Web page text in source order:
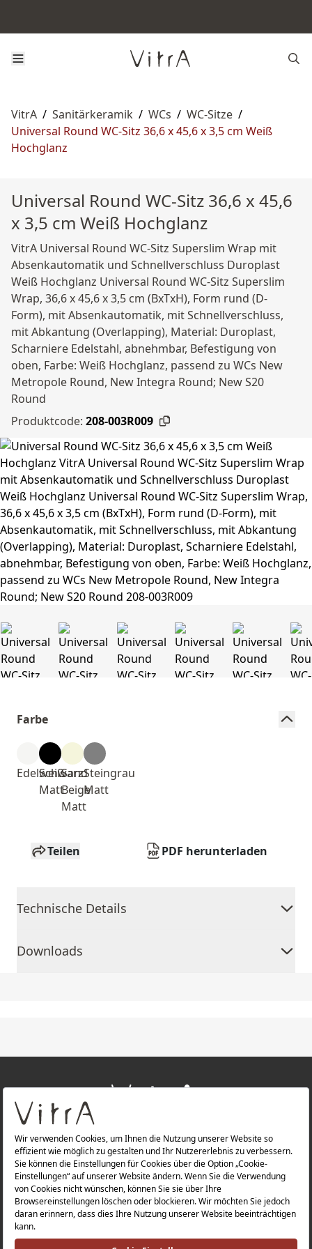
VitrA / Sanitärkeramik / WCs / WC-Sitze /
Universal Round WC-Sitz 36,6 x 45,6 x 3,5 cm Weiß
Hochglanz
Universal Round WC-Sitz 36,6 x 45,6
x 3,5 cm Weiß Hochglanz
VitrA Universal Round WC-Sitz Superslim Wrap mit
Absenkautomatik und Schnellverschluss Duroplast
Weiß Hochglanz Universal Round WC-Sitz Superslim
Wrap, 36,6 x 45,6 x 3,5 cm (BxTxH), Form rund (D-
Form), mit Absenkautomatik, mit Schnellverschluss,
mit Abkantung (Overlapping), Material: Duroplast,
Scharniere Edelstahl, abnehmbar, Befestigung von
oben, Farbe: Weiß Hochglanz, passend zu WCs New
Metropole Round, New Integra Round; New S20
Round
Produktcode: 208-003R009
Farbe
Edelweiß
Schwarz
Matt
Sand
Beige
Matt
Steingrau
Matt
Teilen PDF herunterladen
Technische Details
Downloads
ÜBER UNS
PRODUKTE